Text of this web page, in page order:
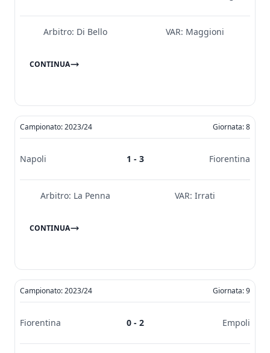
Arbitro: Di Bello VAR: Maggioni
CONTINUA
Campionato: 2023/24 Giornata: 8
Napoli 1 - 3 Fiorentina
Arbitro: La Penna VAR: Irrati
CONTINUA
Campionato: 2023/24 Giornata: 9
Fiorentina 0 - 2 Empoli